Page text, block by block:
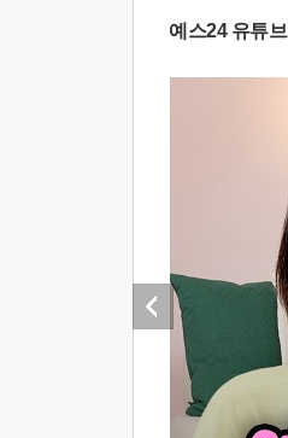
예스24 유튜브